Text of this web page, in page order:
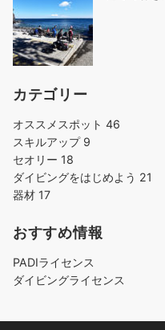
カテゴリー
オススメスポット 46
スキルアップ 9
セオリー 18
ダイビングをはじめよう 21
器材 17
おすすめ情報
PADIライセンス
ダイビングライセンス